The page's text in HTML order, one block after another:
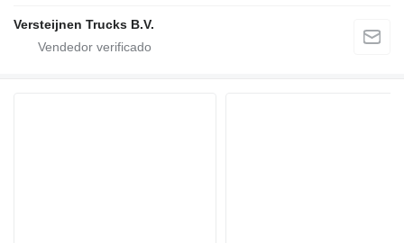
Versteijnen Trucks B.V.